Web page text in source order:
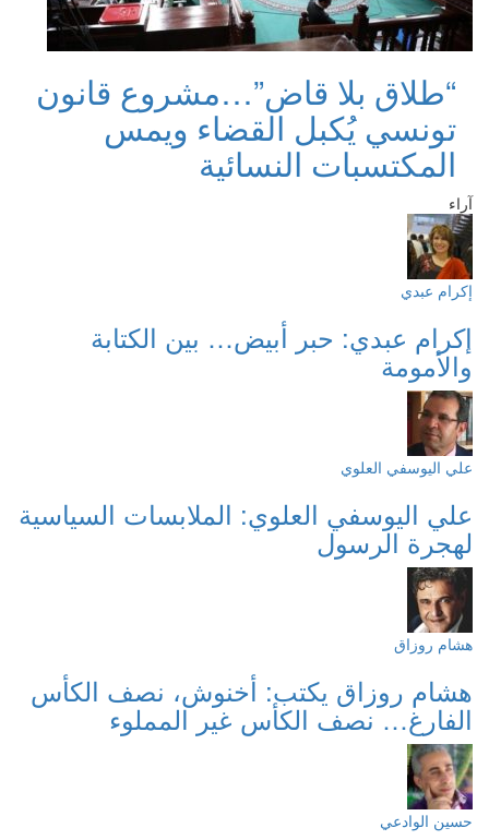
“طلاق بلا قاض”…مشروع قانون
تونسي يُكبل القضاء ويمس
المكتسبات النسائية
آراء
إكرام عبدي
إكرام عبدي: حبر أبيض… بين الكتابة
والأمومة
علي اليوسفي العلوي
علي اليوسفي العلوي: الملابسات السياسية
لهجرة الرسول
هشام روزاق
هشام روزاق يكتب: أخنوش، نصف الكأس
الفارغ… نصف الكأس غير المملوء
حسين الوادعي